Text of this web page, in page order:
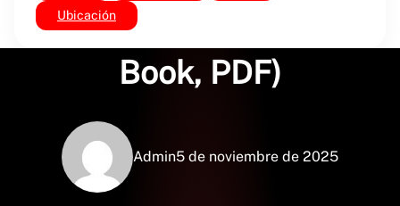
Ubicación
Natürliche Mängel – (E-
Book, PDF)
Admin5 de noviembre de 2025